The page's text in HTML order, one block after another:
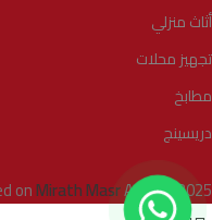
أثاث منزلي
تجهيز محلات
مطابخ
دريسينج
onMirath MasrAgency2025